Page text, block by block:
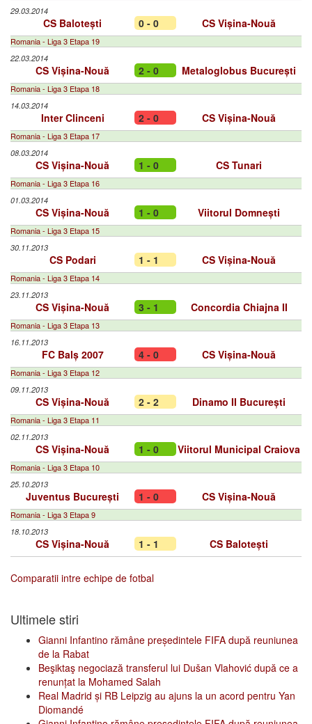
29.03.2014
CS Balotești 0 - 0 CS Vișina-Nouă
Romania - Liga 3 Etapa 19
22.03.2014
CS Vișina-Nouă 2 - 0 Metaloglobus București
Romania - Liga 3 Etapa 18
14.03.2014
Inter Clinceni 2 - 0 CS Vișina-Nouă
Romania - Liga 3 Etapa 17
08.03.2014
CS Vișina-Nouă 1 - 0 CS Tunari
Romania - Liga 3 Etapa 16
01.03.2014
CS Vișina-Nouă 1 - 0 Viitorul Domnești
Romania - Liga 3 Etapa 15
30.11.2013
CS Podari 1 - 1 CS Vișina-Nouă
Romania - Liga 3 Etapa 14
23.11.2013
CS Vișina-Nouă 3 - 1 Concordia Chiajna II
Romania - Liga 3 Etapa 13
16.11.2013
FC Balș 2007 4 - 0 CS Vișina-Nouă
Romania - Liga 3 Etapa 12
09.11.2013
CS Vișina-Nouă 2 - 2 Dinamo II București
Romania - Liga 3 Etapa 11
02.11.2013
CS Vișina-Nouă 1 - 0 Viitorul Municipal Craiova
Romania - Liga 3 Etapa 10
25.10.2013
Juventus București 1 - 0 CS Vișina-Nouă
Romania - Liga 3 Etapa 9
18.10.2013
CS Vișina-Nouă 1 - 1 CS Balotești
Comparatii intre echipe de fotbal
Ultimele stiri
Gianni Infantino rămâne președintele FIFA după reuniunea
de la Rabat
Beşiktaş negociază transferul lui Dušan Vlahović după ce a
renunțat la Mohamed Salah
Real Madrid și RB Leipzig au ajuns la un acord pentru Yan
Diomandé